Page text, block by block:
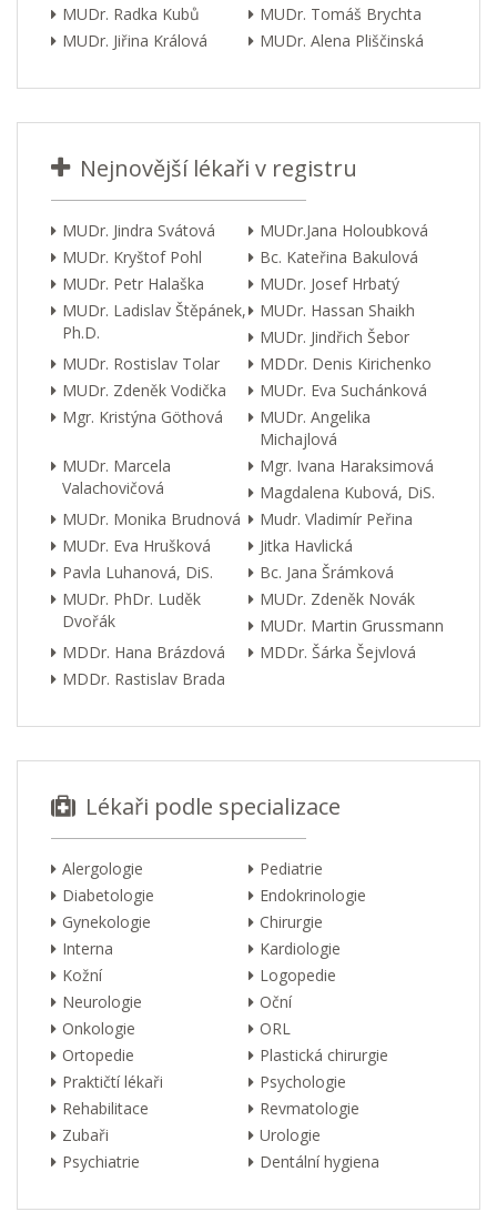
MUDr. Radka Kubů
MUDr. Tomáš Brychta
MUDr. Jiřina Králová
MUDr. Alena Pliščinská
Nejnovější lékaři v registru
MUDr. Jindra Svátová
MUDr.Jana Holoubková
MUDr. Kryštof Pohl
Bc. Kateřina Bakulová
MUDr. Petr Halaška
MUDr. Josef Hrbatý
MUDr. Ladislav Štěpánek,
Ph.D.
MUDr. Hassan Shaikh
MUDr. Jindřich Šebor
MUDr. Rostislav Tolar
MDDr. Denis Kirichenko
MUDr. Zdeněk Vodička
MUDr. Eva Suchánková
Mgr. Kristýna Göthová
MUDr. Angelika
Michajlová
MUDr. Marcela
Valachovičová
Mgr. Ivana Haraksimová
Magdalena Kubová, DiS.
MUDr. Monika Brudnová
Mudr. Vladimír Peřina
MUDr. Eva Hrušková
Jitka Havlická
Pavla Luhanová, DiS.
Bc. Jana Šrámková
MUDr. PhDr. Luděk
Dvořák
MUDr. Zdeněk Novák
MUDr. Martin Grussmann
MDDr. Hana Brázdová
MDDr. Šárka Šejvlová
MDDr. Rastislav Brada
Lékaři podle specializace
Alergologie
Pediatrie
Diabetologie
Endokrinologie
Gynekologie
Chirurgie
Interna
Kardiologie
Kožní
Logopedie
Neurologie
Oční
Onkologie
ORL
Ortopedie
Plastická chirurgie
Praktičtí lékaři
Psychologie
Rehabilitace
Revmatologie
Zubaři
Urologie
Psychiatrie
Dentální hygiena